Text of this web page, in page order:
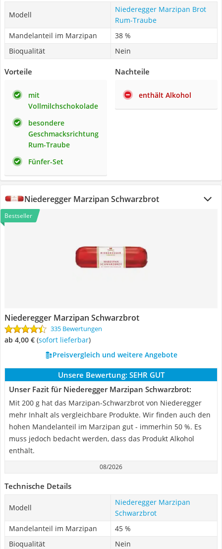
Modell
Niederegger Marzipan Brot
Rum-Traube
Mandelanteil im Marzipan
38 %
Bioqualität
Nein
Vorteile
mit
Vollmilchschokolade
besondere
Geschmacksrichtung
Rum-Traube
Fünfer-Set
Nachteile
enthält Alkohol
Niederegger Marzipan Schwarzbrot
Bestseller
Niederegger Marzipan Schwarzbrot
335 Bewertungen
ab 4,00 € ( Sofort lieferbar)
Preisvergleich und weitere Angebote
Unsere Bewertung: SEHR GUT
Unser Fazit für Niederegger Marzipan Schwarzbrot:
Mit 200 g hat das Marzipan-Schwarzbrot von Niederegger
mehr Inhalt als vergleichbare Produkte. Wir finden auch den
hohen Mandelanteil im Marzipan gut - immerhin 50 %. Es
muss jedoch bedacht werden, dass das Produkt Alkohol
enthält.
08/2026
Technische Details
Modell
Niederegger Marzipan
Schwarzbrot
Mandelanteil im Marzipan
45 %
Bioqualität
Nein